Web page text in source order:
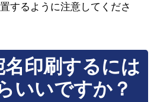
するように注意してくださ
印刷するには
いいですか？